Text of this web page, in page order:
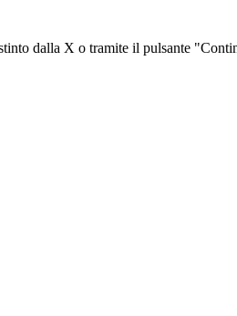
dalla X o tramite il pulsante